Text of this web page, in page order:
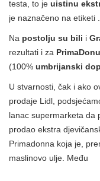
testa, to je uistinu
je naznačeno na etiketi .
Na postolju su bili i
rezultati i za
(100% umbrijanski dop
U stvarnosti, čak i ako
prodaje Lidl,
lanac supermarketa da
prodao ekstra
Primadonna koja je,
maslinovo ulje. Među